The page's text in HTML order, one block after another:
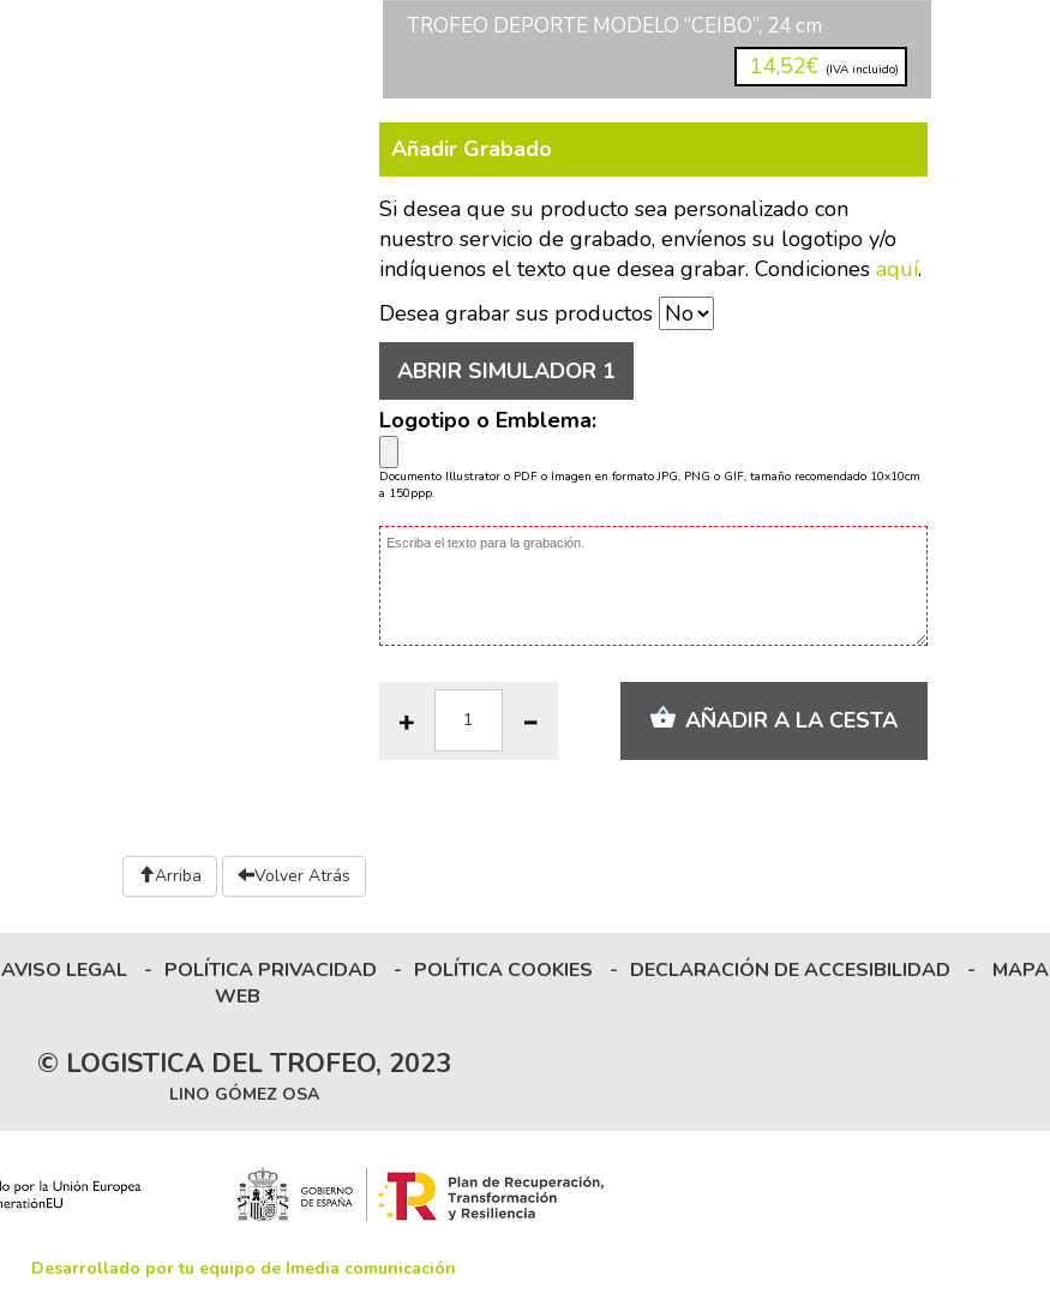
TROFEO DEPORTE MODELO “CEIBO”, 24 cm
14,52€ (IVA incluido)
Añadir Grabado
Si desea que su producto sea personalizado con
nuestro servicio de grabado, envíenos su logotipo y/o
indíquenos el texto que desea grabar. Condiciones aquí.
Desea grabar sus productos
ABRIR SIMULADOR 1
Logotipo o Emblema:
Documento Illustrator o PDF o Imagen en formato JPG, PNG o GIF, tamaño recomendado 10x10cm
a 150ppp.
AÑADIR A LA CESTA
Arriba Volver Atrás
AVISO LEGAL - POLÍTICA PRIVACIDAD - POLÍTICA COOKIES - DECLARACIÓN DE ACCESIBILIDAD -
MAPA
WEB
© LOGISTICA DEL TROFEO, 2023
LINO GÓMEZ OSA
Desarrollado por tu equipo de Imedia comunicación